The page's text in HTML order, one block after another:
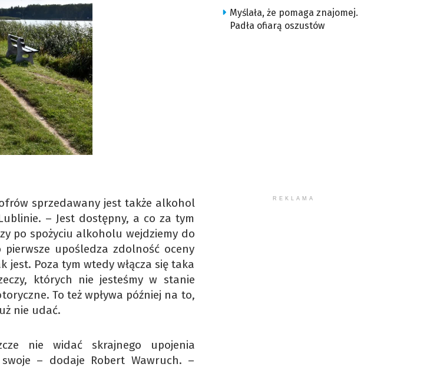
sprzedawany jest także alkohol
– Jest dostępny, a co za tym
po spożyciu alkoholu wejdziemy do
upośledza zdolność oceny
jest. Poza tym wtedy włącza się taka
których nie jesteśmy w stanie
To też wpływa później na to,
nie udać.
nie widać skrajnego upojenia
– dodaje Robert Wawruch. –
Myślała, że pomaga znajomej.
Padła ofiarą oszustów
REKLAMA